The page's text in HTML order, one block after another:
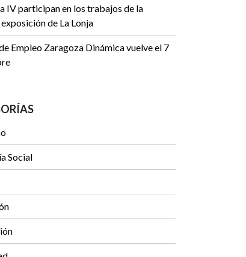
IV participan en los trabajos de la
de La Lonja
Empleo Zaragoza Dinámica vuelve el 7
Social